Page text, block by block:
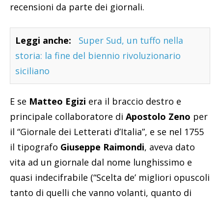
recensioni da parte dei giornali.
Leggi anche:
Super Sud, un tuffo nella
storia: la fine del biennio rivoluzionario
siciliano
E se Matteo Egizi era il braccio destro e
principale collaboratore di Apostolo Zeno per
il “Giornale dei Letterati d’Italia”, e se nel 1755
il tipografo Giuseppe Raimondi, aveva dato
vita ad un giornale dal nome lunghissimo e
quasi indecifrabile (“Scelta de’ migliori opuscoli
tanto di quelli che vanno volanti, quanto di